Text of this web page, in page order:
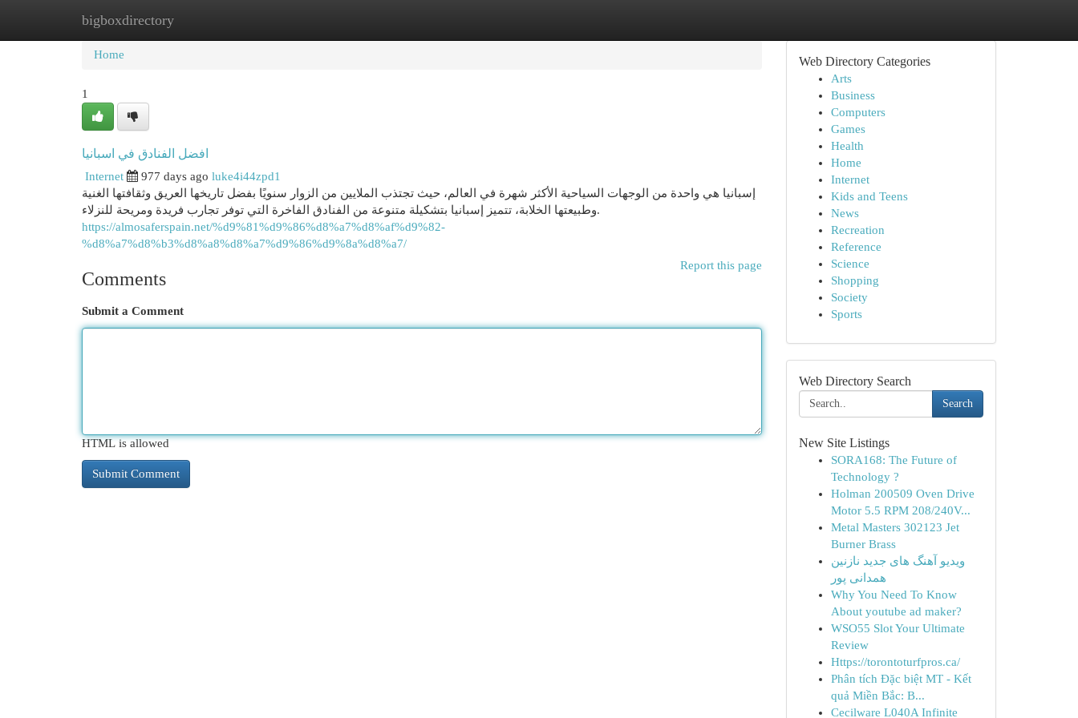
bigboxdirectory
Home New Site Listings
Home
1
افضل الفنادق في اسبانيا
Internet 977 days ago luke4i44zpd1
إسبانيا هي واحدة من الوجهات السياحية الأكثر شهرة في العالم، حيث تجتذب الملايين من الزوار سنويًا بفضل تاريخها العريق وثقافتها الغنية
وطبيعتها الخلابة، تتميز إسبانيا بتشكيلة متنوعة من الفنادق الفاخرة التي توفر تجارب فريدة ومريحة للنزلاء.
https://almosaferspain.net/%d9%81%d9%86%d8%a7%d8%af%d9%82-
%d8%a7%d8%b3%d8%a8%d8%a7%d9%86%d9%8a%d8%a7/
Report this page
Comments
Submit a Comment
HTML is allowed
Web Directory Categories
Arts
Business
Computers
Games
Health
Home
Internet
Kids and Teens
News
Recreation
Reference
Science
Shopping
Society
Sports
Web Directory Search
Search
New Site Listings
SORA168: The Future of
Technology ?
Holman 200509 Oven Drive
Motor 5.5 RPM 208/240V...
Metal Masters 302123 Jet
Burner Brass
ویدیو آهنگ های جدید نازنین
همدانی پور
Why You Need To Know
About youtube ad maker?
WSO55 Slot Your Ultimate
Review
Https://torontoturfpros.ca/
Phân tích Đặc biệt MT - Kết
quả Miền Bắc: B...
Cecilware L040A Infinite